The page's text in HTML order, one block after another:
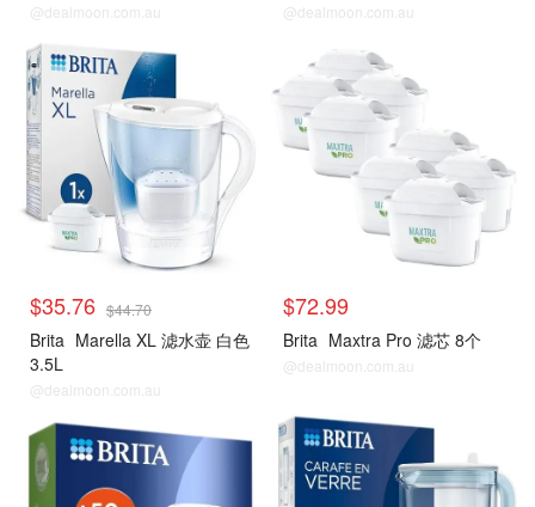
@dealmoon.com.au @dealmoon.com.au
$35.76 $44.70
Brita Marella XL 滤水壶 白色
3.5L
@dealmoon.com.au
$72.99
Brita Maxtra Pro 滤芯 8个
@dealmoon.com.au